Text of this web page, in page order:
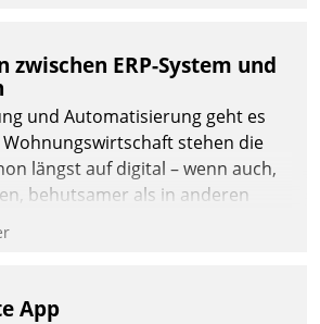
zwischen ERP-System und
und Automatisierung geht es
stehen die
längst auf digital – wenn auch,
behutsamer als in anderen
App